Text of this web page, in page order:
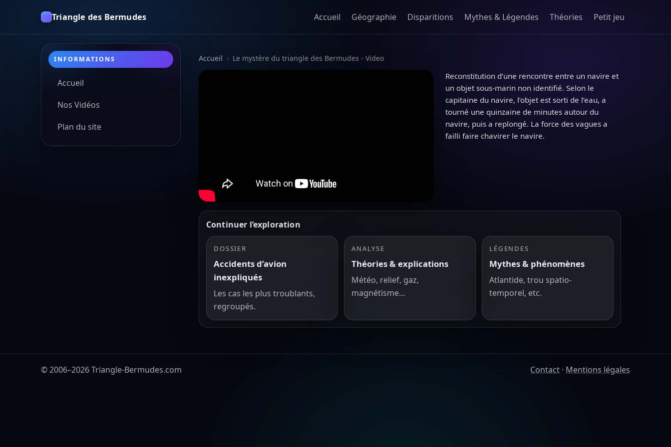
Triangle des Bermudes Accueil Géographie Disparitions Mythes & Légendes Théories Petit jeu
INFORMATIONS
Accueil
Nos Vidéos
Plan du site
Accueil › Le mystère du triangle des Bermudes - Video
Reconstitution d’une rencontre entre un navire et
un objet sous-marin non identifié. Selon le
capitaine du navire, l’objet est sorti de l’eau, a
tourné une quinzaine de minutes autour du
navire, puis a replongé. La force des vagues a
failli faire chavirer le navire.
Continuer l’exploration
DOSSIER
Accidents d’avion
inexpliqués
Les cas les plus troublants,
regroupés.
ANALYSE
Théories & explications
Météo, relief, gaz,
magnétisme…
LÉGENDES
Mythes & phénomènes
Atlantide, trou spatio-
temporel, etc.
© 2006–2026 Triangle-Bermudes.com Contact · Mentions légales